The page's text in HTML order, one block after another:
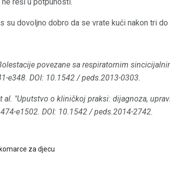
dovoljno dobro da se vrate kući nakon tri do
povezane sa respiratornim
e348. DOI: 10.1542 / peds.2013-0303.
al. "Uputstvo o kliničkoj praksi: dijagnoza,
e1502. DOI: 10.1542 / peds.2014-2742.
za djecu